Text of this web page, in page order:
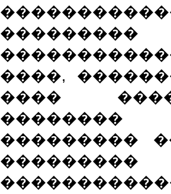
����,
����
��������
���������